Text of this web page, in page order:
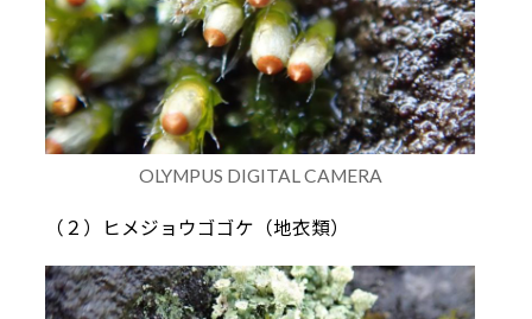
OLYMPUS DIGITAL CAMERA
（２）ヒメジョウゴゴケ（地衣類）